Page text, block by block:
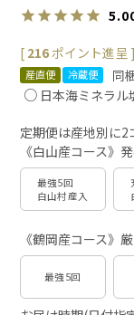
[ 216ポイント進呈 ]
産直便 冷蔵便
同
日本海ミネラル
定期便は産地別に
《白山産コース》
最強5回
白山村産入
《鶴岡産コース》
最強5回